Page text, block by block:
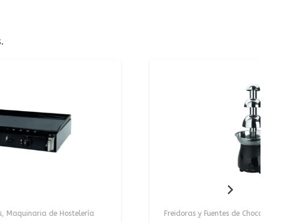
Freidoras y Fuentes de Chocolate,Maquinaria de